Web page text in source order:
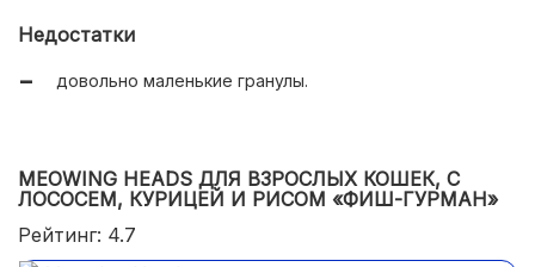
Недостатки
довольно маленькие гранулы.
MEOWING HEADS ДЛЯ ВЗРОСЛЫХ КОШЕК, С
ЛОСОСЕМ, КУРИЦЕЙ И РИСОМ «ФИШ-ГУРМАН»
Рейтинг: 4.7